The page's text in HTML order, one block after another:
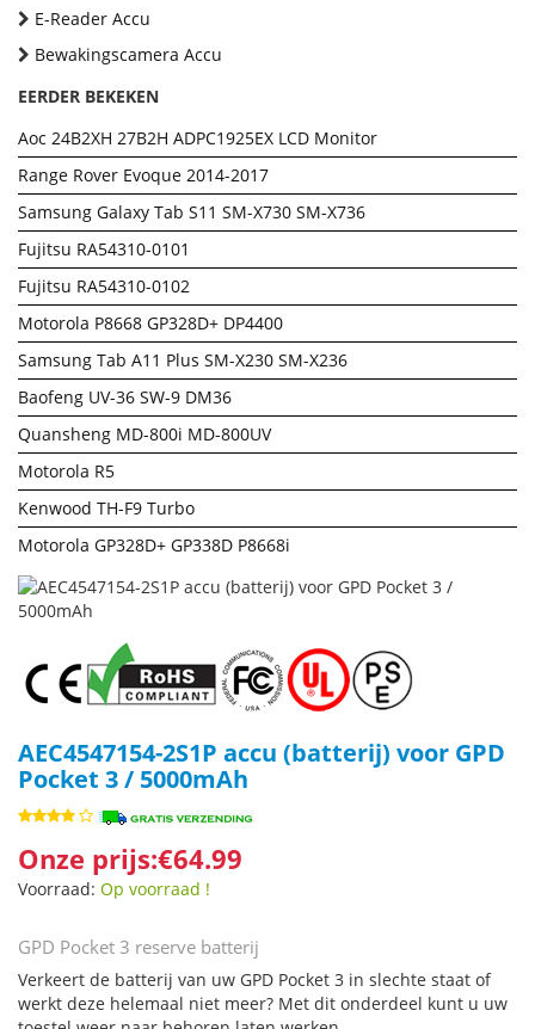
E-Reader Accu
Bewakingscamera Accu
EERDER BEKEKEN
Aoc 24B2XH 27B2H ADPC1925EX LCD Monitor
Range Rover Evoque 2014-2017
Samsung Galaxy Tab S11 SM-X730 SM-X736
Fujitsu RA54310-0101
Fujitsu RA54310-0102
Motorola P8668 GP328D+ DP4400
Samsung Tab A11 Plus SM-X230 SM-X236
Baofeng UV-36 SW-9 DM36
Quansheng MD-800i MD-800UV
Motorola R5
Kenwood TH-F9 Turbo
Motorola GP328D+ GP338D P8668i
AEC4547154-2S1P accu (batterij) voor GPD
Pocket 3 / 5000mAh
Onze prijs:€64.99
Voorraad: Op voorraad !
GPD Pocket 3 reserve batterij
Verkeert de batterij van uw GPD Pocket 3 in slechte staat of
werkt deze helemaal niet meer? Met dit onderdeel kunt u uw